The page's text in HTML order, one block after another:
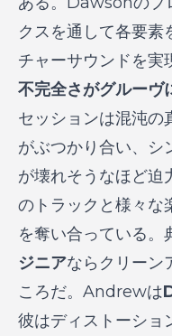
クスを通して各要素
チャーサウンドを実
不完全さがグルーヴ
セッションは混沌の
がぶつかり合い、シ
が壊れそうなほど迫
のトラックと様々な
を奪い合っている。
ジニアならクリーン
ころだ。Andrewは
彼はディストーショ